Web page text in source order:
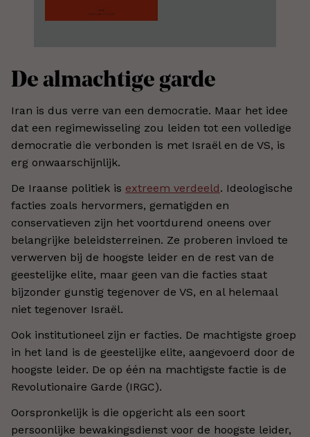
De almachtige garde
Iran is dus verre van een democratie. Maar het idee
dat een regimewisseling zou leiden tot een volledige
democratie die verbonden is met Israël en de VS, is
erg onwaarschijnlijk.
De Iraanse politiek is extreem verdeeld. Ideologische
facties zoals hervormers, gematigden en
conservatieven zijn het voortdurend oneens over
belangrijke beleidsterreinen. Ze proberen invloed te
verwerven bij de hoogste leider en de rest van de
geestelijke elite, maar geen van die facties staat
bijzonder gunstig tegenover de VS, en al helemaal
niet tegenover Israël.
Ook institutioneel zijn er facties. De machtigste groep
in het land is de geestelijke elite, aangevoerd door de
hoogste leider. De op één na machtigste factie is de
Revolutionaire Garde (IRGC).
Oorspronkelijk is die opgericht als een soort
persoonlijke bewakingsdienst voor de hoogste leider,